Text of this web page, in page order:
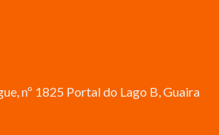
nº 1825 Portal do Lago B, Guaira